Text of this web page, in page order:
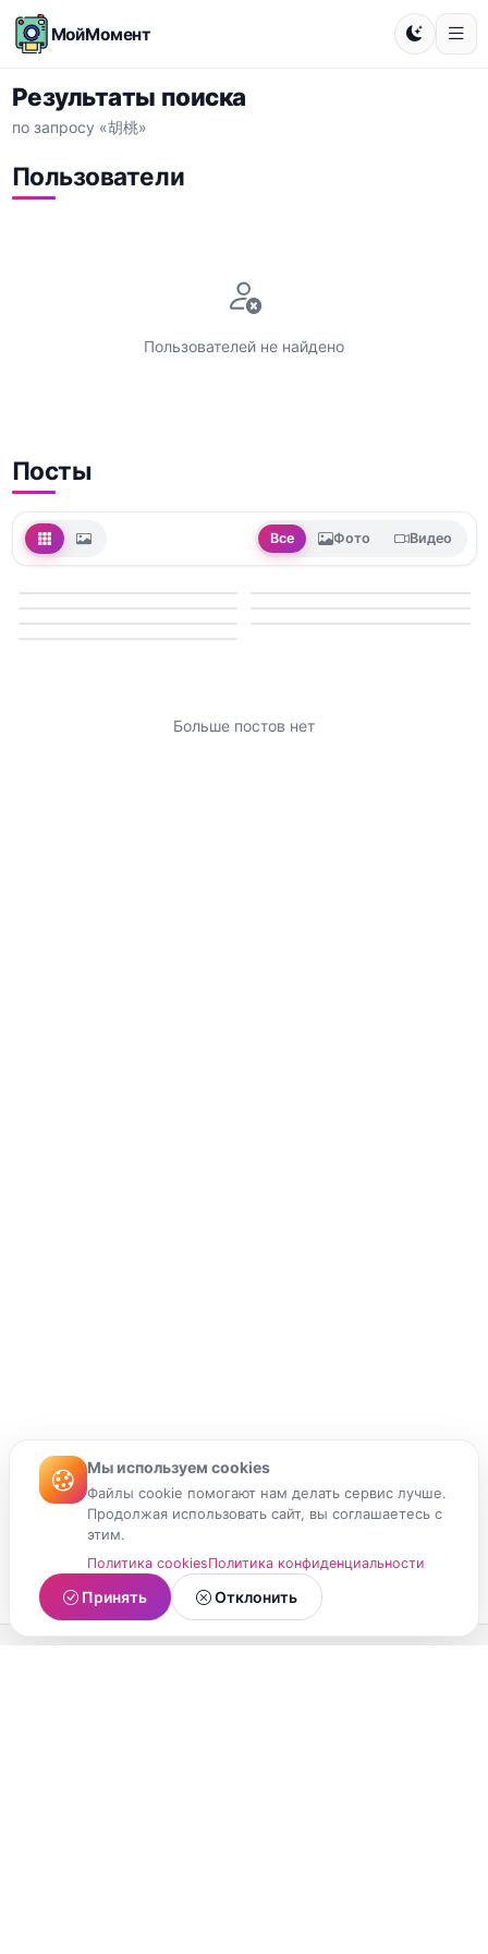
МойМомент
Результаты поиска
по запросу «胡桃»
Пользователи
Пользователей не найдено
Посты
Все Фото Видео
Больше постов нет
Мы используем cookies
Файлы cookie помогают нам делать сервис лучше.
Продолжая использовать сайт, вы соглашаетесь с
этим.
Политика cookiesПолитика конфиденциальности
Принять Отклонить